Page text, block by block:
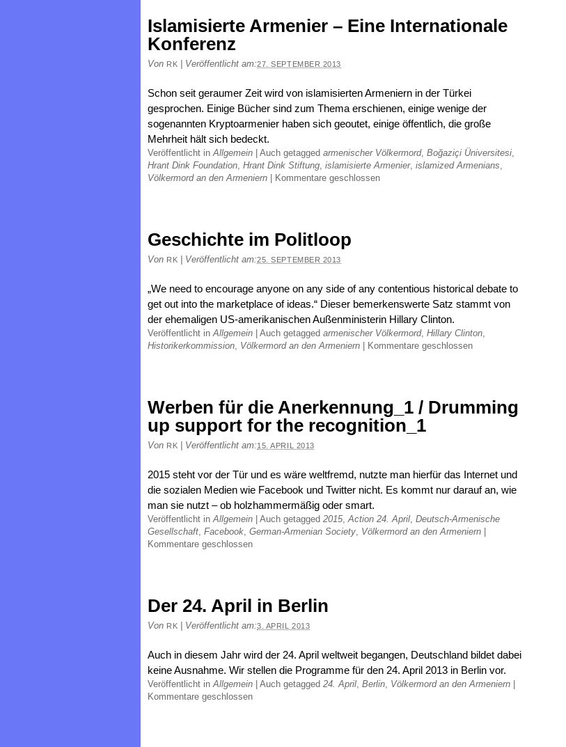
Islamisierte Armenier – Eine Internationale
Konferenz
Von RK Veröffentlicht am:27. SEPTEMBER 2013
Schon seit geraumer Zeit wird von islamisierten Armeniern in der Türkei
gesprochen. Einige Bücher sind zum Thema erschienen, einige wenige der
sogenannten Kryptoarmenier haben sich geoutet, einige öffentlich, die große
Mehrheit hält sich bedeckt.
Veröffentlicht inAllgemein Auch getagged armenischer Völkermord, Boğaziçi Üniversitesi,
Hrant Dink Foundation, Hrant Dink Stiftung, islamisierte Armenier, islamized Armenians,
Völkermord an den Armeniern
Kommentare geschlossen
Geschichte im Politloop
Von RK Veröffentlicht am:25. SEPTEMBER 2013
„We need to encourage anyone on any side of any contentious historical debate to
get out into the marketplace of ideas.“ Dieser bemerkenswerte Satz stammt von
der ehemaligen US-amerikanischen Außenministerin Hillary Clinton.
Veröffentlicht inAllgemein Auch getagged armenischer Völkermord, Hillary Clinton,
Historikerkommission, Völkermord an den Armeniern Kommentare geschlossen
Werben für die Anerkennung_1 / Drumming
up support for the recognition_1
Von RK Veröffentlicht am:15. APRIL 2013
2015 steht vor der Tür und es wäre weltfremd, nutzte man hierfür das Internet und
die sozialen Medien wie Facebook und Twitter nicht. Es kommt nur darauf an, wie
man sie nutzt – ob holzhammermäßig oder smart.
Veröffentlicht inAllgemein Auch getagged 2015,Action 24. April, Deutsch-Armenische
Gesellschaft, Facebook, German-Armenian Society, Völkermord an den Armeniern
Kommentare geschlossen
Der 24. April in Berlin
Von RK Veröffentlicht am:3. APRIL 2013
Auch in diesem Jahr wird der 24. April weltweit begangen, Deutschland bildet dabei
keine Ausnahme. Wir stellen die Programme für den 24. April 2013 in Berlin vor.
Veröffentlicht inAllgemein Auch getagged 24. April, Berlin, Völkermord an den Armeniern
Kommentare geschlossen